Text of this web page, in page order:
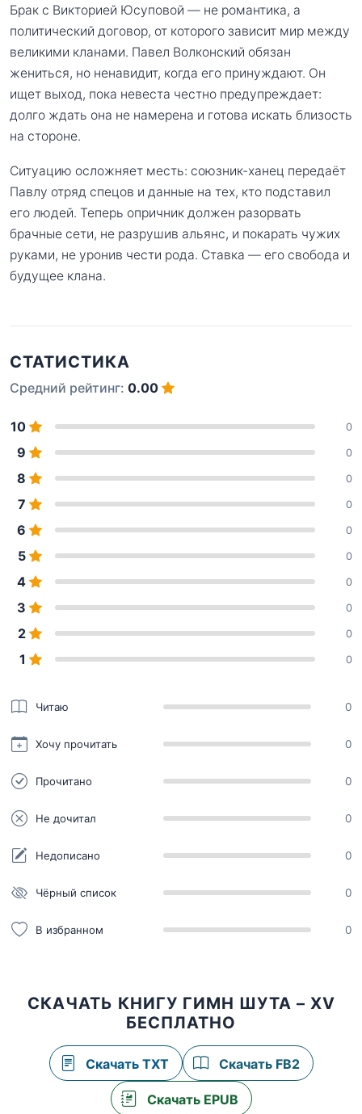
Брак с Викторией Юсуповой — не романтика, а
политический договор, от которого зависит мир между
великими кланами. Павел Волконский обязан
жениться, но ненавидит, когда его принуждают. Он
ищет выход, пока невеста честно предупреждает:
долго ждать она не намерена и готова искать близость
на стороне.
Ситуацию осложняет месть: союзник-ханец передаёт
Павлу отряд спецов и данные на тех, кто подставил
его людей. Теперь опричник должен разорвать
брачные сети, не разрушив альянс, и покарать чужих
руками, не уронив чести рода. Ставка — его свобода и
будущее клана.
СТАТИСТИКА
Средний рейтинг: 0.00
10 0
9 0
8 0
7 0
6 0
5 0
4 0
3 0
2 0
1 0
Читаю 0
Хочу прочитать 0
Прочитано 0
Не дочитал 0
Недописано 0
Чёрный список 0
В избранном 0
СКАЧАТЬ КНИГУ ГИМН ШУТА – XV
БЕСПЛАТНО
Скачать TXT Скачать FB2
Скачать EPUB